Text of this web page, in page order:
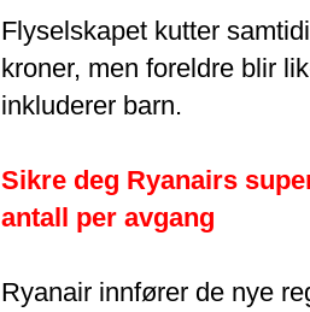
Flyselskapet kutter
kroner, men foreldre blir
inkluderer barn.
Sikre deg Ryanairs
antall per avgang
Ryanair innfører de nye